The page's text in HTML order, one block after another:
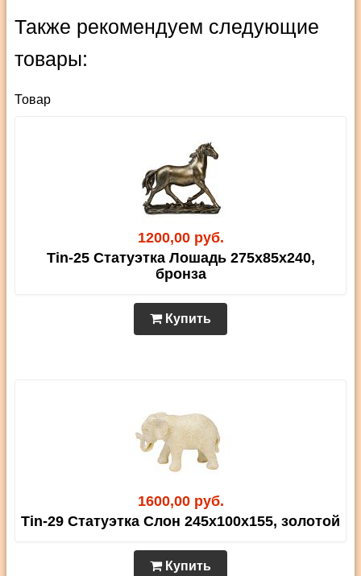
Также рекомендуем следующие
товары:
Товар
1200,00 руб.
Tin-25 Статуэтка Лошадь 275х85х240,
бронза
Купить
1600,00 руб.
Tin-29 Статуэтка Слон 245х100х155, золотой
Купить